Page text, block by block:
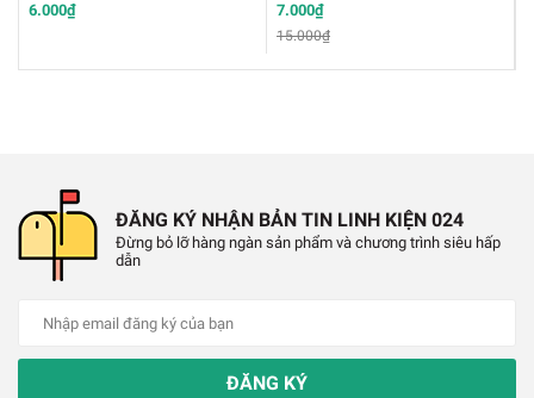
6.000₫ 7.000₫
15.000₫
ĐĂNG KÝ NHẬN BẢN TIN LINH KIỆN 024
Đừng bỏ lỡ hàng ngàn sản phẩm và chương trình siêu hấp
dẫn
ĐĂNG KÝ